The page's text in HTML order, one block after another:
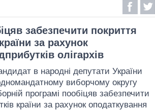
забезпечити покриття
за рахунок
олігархів
в народні депутати України
виборчому округу
програмі пообіцяв забезпечити
країни за рахунок оподаткування